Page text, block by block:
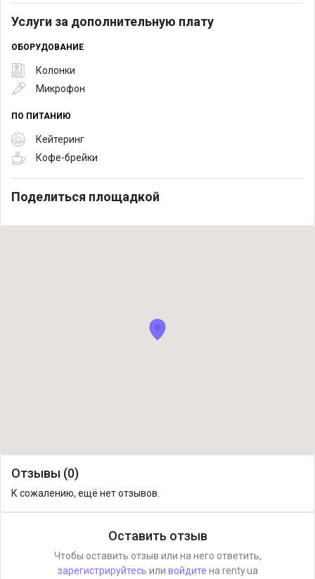
Услуги за дополнительную плату
ОБОРУДОВАНИЕ
Колонки
Микрофон
ПО ПИТАНИЮ
Кейтеринг
Кофе-брейки
Поделиться площадкой
Отзывы (0)
К сожалению, ещё нет отзывов.
Оставить отзыв
Чтобы оставить отзыв или на него ответить,
зарегистрируйтесь или войдите на renty.ua